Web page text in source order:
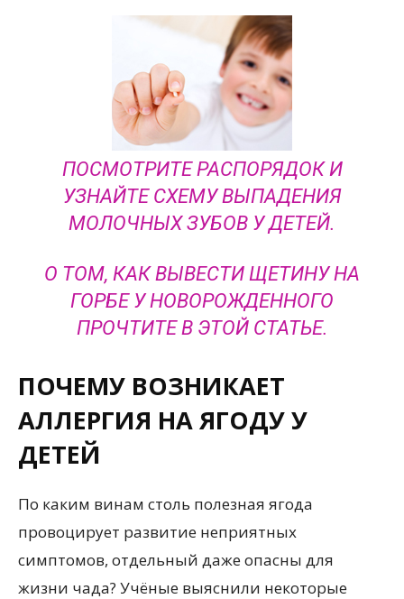
ПОСМОТРИТЕ РАСПОРЯДОК И
УЗНАЙТЕ СХЕМУ ВЫПАДЕНИЯ
МОЛОЧНЫХ ЗУБОВ У ДЕТЕЙ.
О ТОМ, КАК ВЫВЕСТИ ЩЕТИНУ НА
ГОРБЕ У НОВОРОЖДЕННОГО
ПРОЧТИТЕ В ЭТОЙ СТАТЬЕ.
ПОЧЕМУ ВОЗНИКАЕТ
АЛЛЕРГИЯ НА ЯГОДУ У
ДЕТЕЙ
По каким винам столь полезная ягода
провоцирует развитие неприятных
симптомов, отдельный даже опасны для
жизни чада? Учёные выяснили некоторые